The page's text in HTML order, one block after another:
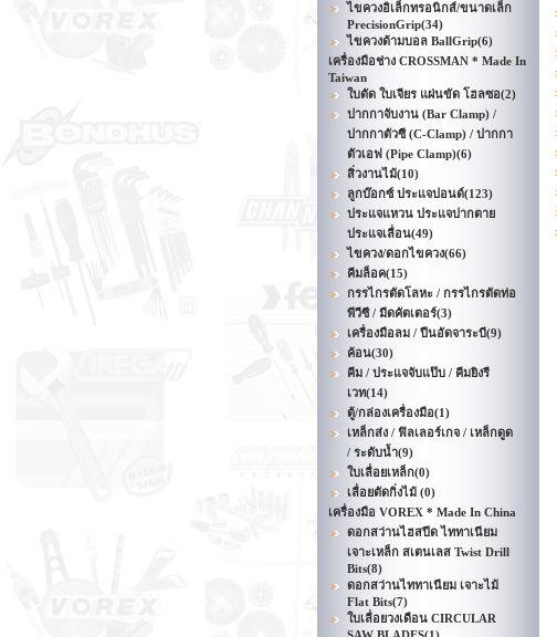
ไขควงอิเล็กทรอนิกส์/ขนาดเล็ก
PrecisionGrip(34)
ไขควงด้ามบอล BallGrip(6)
เครื่องมือช่าง CROSSMAN * Made In
Taiwan
ใบตัด ใบเจียร แผ่นขัด โฮลซอ(2)
ปากกาจับงาน (Bar Clamp) /
ปากกาตัวซี (C-Clamp) / ปากกา
ตัวเอฟ (Pipe Clamp)(6)
สิ่วงานไม้(10)
ลูกบ๊อกซ์ ประแจปอนด์(123)
ประแจแหวน ประแจปากตาย
ประแจเลื่อน(49)
ไขควง/ดอกไขควง(66)
คีมล็อค(15)
กรรไกรตัดโลหะ / กรรไกรตัดท่อ
พีวีซี / มีดคัตเตอร์(3)
เครื่องมือลม / ปืนอัดจาระบี(9)
ค้อน(30)
คีม / ประแจจับแป๊บ / คีมยิงรี
เวท(14)
ตู้/กล่องเครื่องมือ(1)
เหล็กส่ง / ฟิลเลอร์เกจ / เหล็กดูด
/ ระดับน้ำ(9)
ใบเลื่อยเหล็ก(0)
เลื่อยตัดกิ่งไม้ (0)
เครื่องมือ VOREX * Made In China
ดอกสว่านไฮสปีด ไททาเนียม
เจาะเหล็ก สเตนเลส Twist Drill
Bits(8)
ดอกสว่านไททาเนียม เจาะไม้
Flat Bits(7)
ใบเลื่อยวงเดือน CIRCULAR